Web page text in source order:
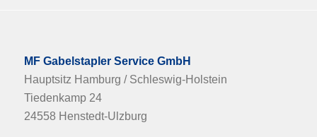
MF Gabelstapler Service GmbH
Hauptsitz Hamburg / Schleswig-Holstein
Tiedenkamp 24
24558 Henstedt-Ulzburg